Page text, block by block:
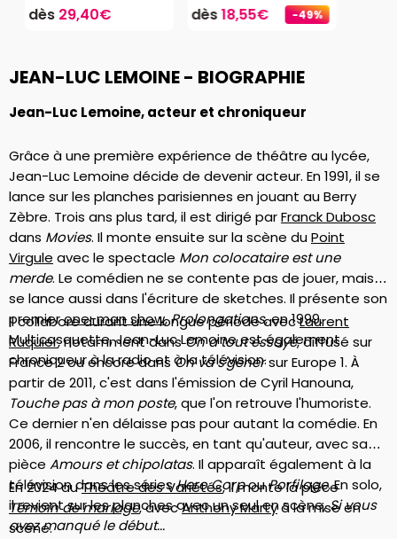
dès 29,40€ -49%
dès18,55€
JEAN-LUC LEMOINE - BIOGRAPHIE
Jean-Luc Lemoine, acteur et chroniqueur
Grâce à une première expérience de théâtre au lycée,
Jean-Luc Lemoine décide de devenir acteur. En 1991, il se
lance sur les planches parisiennes en jouant au Berry
Zèbre. Trois ans plus tard, il est dirigé parFranck Dubosc
dans Movies. Il monte ensuite sur la scène duPoint
Virgule avec le spectacle Mon colocataire est une
merde. Le comédien ne se contente pas de jouer, mais
se lance aussi dans l'écriture de sketches. Il présente son
premierone-man show,Prolongations, en 1999.
Multicasquette, Jean-Luc Lemoine est également
chroniqueur à la radio et à la télévision.
Il collabore durant une longue période avecLaurent
Ruquier, notamment dansOn a tout essayé, diffusé sur
France 2 ou encore dansOn va s'gênersur Europe 1. À
partir de 2011, c'est dans l'émission de Cyril Hanouna,
Touche pas à mon poste, que l'on retrouve l'humoriste.
Ce dernier n'en délaisse pas pour autant la comédie. En
2006, il rencontre le succès, en tant qu'auteur, avec sa
pièce Amours et chipolatas. Il apparaît également à la
télévision dans les sériesHero CorpouPorfilage. En solo,
il revient sur les planches avec un seul en scène,Si vous
avez manqué le début...
En 2024 auThéâtre des Variétés, il monte la pièce
Témoin de mariage, avecAnthony Martyà la mise en
scène.